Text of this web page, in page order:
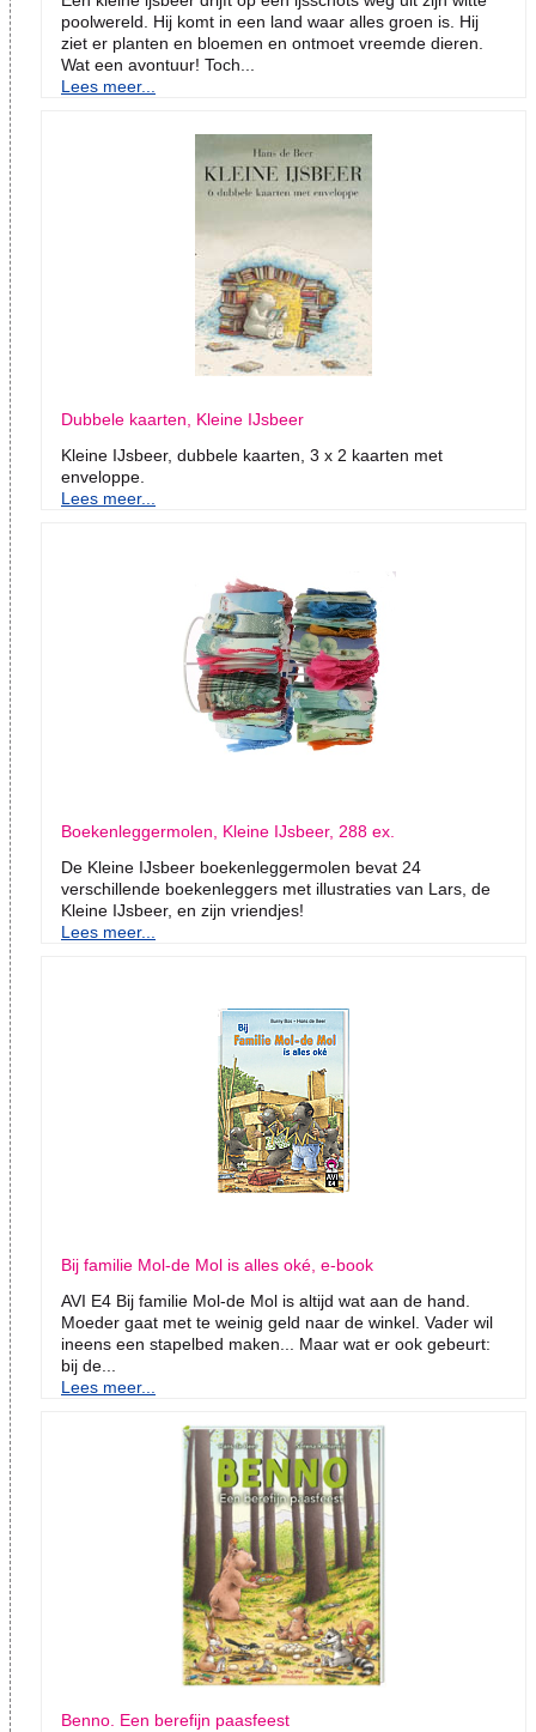
poolwereld. Hij komt in een land waar alles groen is. Hij
ziet er planten en bloemen en ontmoet vreemde dieren.
Wat een avontuur! Toch...
Lees meer...
Dubbele kaarten, Kleine IJsbeer
Kleine IJsbeer, dubbele kaarten, 3 x 2 kaarten met
enveloppe.
Lees meer...
Boekenleggermolen, Kleine IJsbeer, 288 ex.
De Kleine IJsbeer boekenleggermolen bevat 24
verschillende boekenleggers met illustraties van Lars, de
Kleine IJsbeer, en zijn vriendjes!
Lees meer...
Bij familie Mol-de Mol is alles oké, e-book
AVI E4 Bij familie Mol-de Mol is altijd wat aan de hand.
Moeder gaat met te weinig geld naar de winkel. Vader wil
ineens een stapelbed maken... Maar wat er ook gebeurt:
bij de...
Lees meer...
Benno. Een berefijn paasfeest